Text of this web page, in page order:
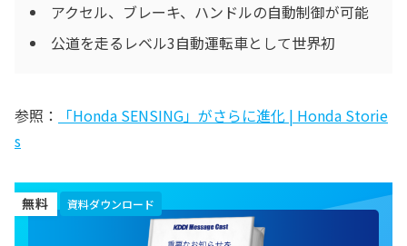
アクセル、ブレーキ、ハンドルの自動制御が可能
公道を走るレベル3自動運転車として世界初
参照：
「Honda SENSING」がさらに進化 | Honda Storie
s
無料 資料ダウンロード